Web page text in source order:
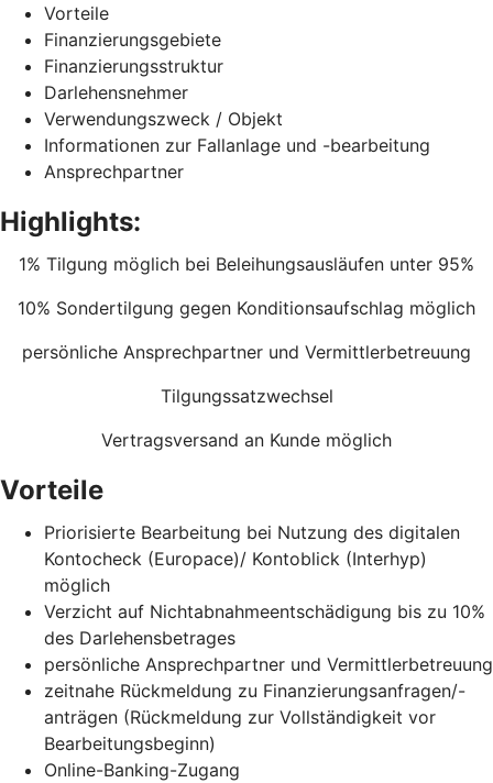
Vorteile
Finanzierungsgebiete
Finanzierungsstruktur
Darlehensnehmer
Verwendungszweck / Objekt
Informationen zur Fallanlage und -bearbeitung
Ansprechpartner
Highlights:
1% Tilgung möglich bei Beleihungsausläufen unter 95%
10% Sondertilgung gegen Konditionsaufschlag möglich
persönliche Ansprechpartner und Vermittlerbetreuung
Tilgungssatzwechsel
Vertragsversand an Kunde möglich
Vorteile
Priorisierte Bearbeitung bei Nutzung des digitalen
Kontocheck (Europace)/ Kontoblick (Interhyp)
möglich
Verzicht auf Nichtabnahmeentschädigung bis zu 10%
des Darlehensbetrages
persönliche Ansprechpartner und Vermittlerbetreuung
zeitnahe Rückmeldung zu Finanzierungsanfragen/-
anträgen (Rückmeldung zur Vollständigkeit vor
Bearbeitungsbeginn)
Online-Banking-Zugang